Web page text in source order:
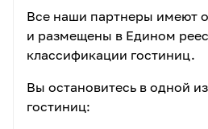
иметь юбки и головной
посещение монастыря в
открытой одежде.
Для подтверждения
возьмите с собой
Все наши партнеры имеют
и размещены в Едином
классификации гостиниц.
Вы остановитесь в одной
гостиниц: